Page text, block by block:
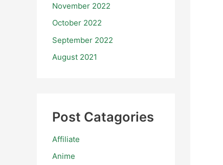
November 2022
October 2022
September 2022
August 2021
Post Catagories
Affiliate
Anime